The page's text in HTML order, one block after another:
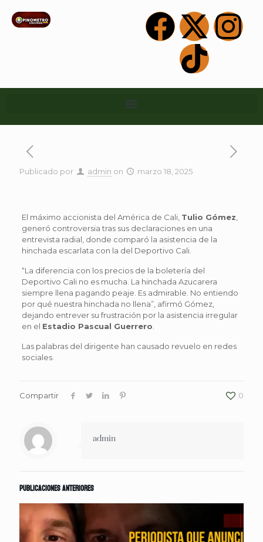
Publicado por admin on marzo 18, 2025
El máximo accionista del América de Cali, Tulio Gómez
generó controversia tras sus declaraciones en una
entrevista radial, donde comparó la asistencia de la
hinchada escarlata con la del Deportivo Cali.
“La diferencia con los precios de la boletería del
Deportivo Cali no es mucha. La hinchada Azucarera
siempre llena pagando peaje. Es admirable. No entiendo
por qué nuestra hinchada no llena”, afirmó Gómez,
dejando entrever su frustración por la asistencia irregular
en el Estadio Pascual Guerrero
Las palabras del dirigente han causado revuelo en redes
sociales.
Compartir 0
admin
Publicaciones anteriores